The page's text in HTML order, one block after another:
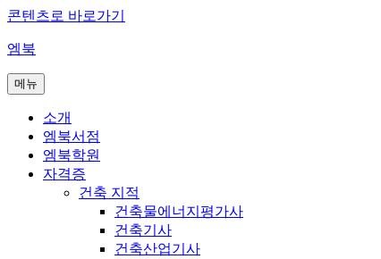
콘텐츠로 바로가기
엠북
메뉴
소개
엠북서점
엠북학원
자격증
건축 지적
건축물에너지평가사
건축기사
건축산업기사